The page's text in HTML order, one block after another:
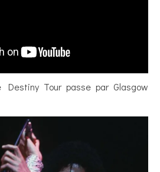
Destiny Tour passe par Glasgow